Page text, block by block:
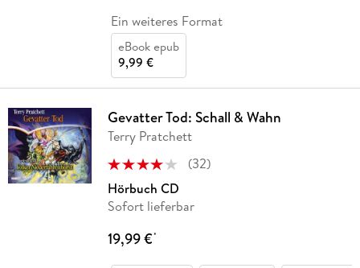
Ein weiteres Format
eBook epub
9,99 €
Gevatter Tod: Schall & Wahn
Terry Pratchett
(32)
Hörbuch CD
Sofort lieferbar
19,99 €*